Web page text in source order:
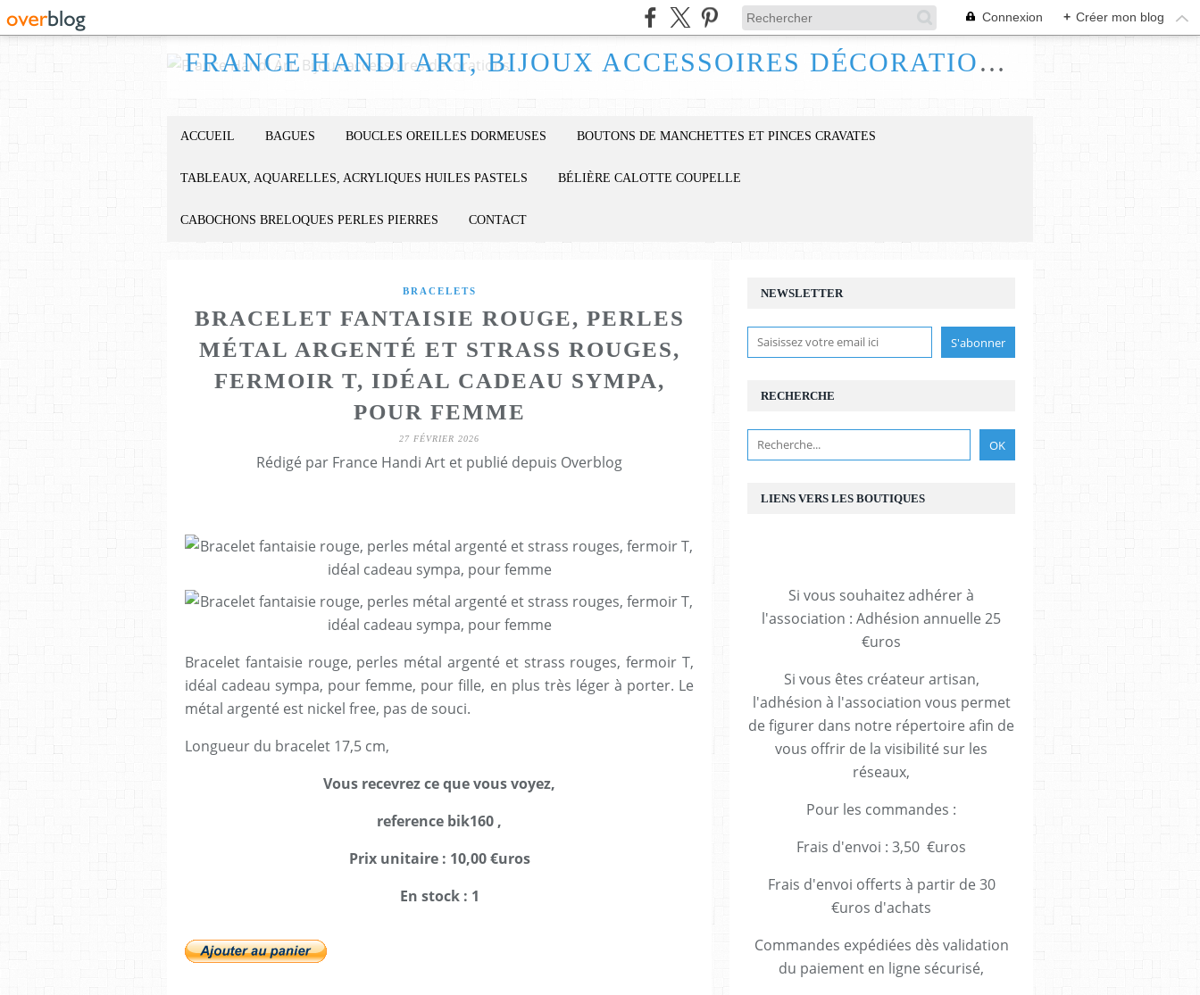
Connexion + Créer mon blog
FRANCE HANDI ART, BIJOUX ACCESSOIRES DÉCORATIONS
ACCUEIL BAGUES BOUCLES OREILLES DORMEUSES BOUTONS DE MANCHETTES ET PINCES CRAVATES
TABLEAUX, AQUARELLES, ACRYLIQUES HUILES PASTELS BÉLIÈRE CALOTTE COUPELLE
CABOCHONS BRELOQUES PERLES PIERRES CONTACT
BRACELETS
BRACELET FANTAISIE ROUGE, PERLES
MÉTAL ARGENTÉ ET STRASS ROUGES,
FERMOIR T, IDÉAL CADEAU SYMPA,
POUR FEMME
27 FÉVRIER 2026
Rédigé par France Handi Art et publié depuis Overblog
Bracelet fantaisie rouge, perles métal argenté et strass rouges, fermoir T,
idéal cadeau sympa, pour femme, pour fille, en plus très léger à porter. Le
métal argenté est nickel free, pas de souci.
Longueur du bracelet 17,5 cm,
Vous recevrez ce que vous voyez,
reference bik160 ,
Prix unitaire : 10,00 €uros
En stock : 1
NEWSLETTER
RECHERCHE
LIENS VERS LES BOUTIQUES
Si vous souhaitez adhérer à
l'association : Adhésion annuelle 25
€uros
Si vous êtes créateur artisan,
l'adhésion à l'association vous permet
de figurer dans notre répertoire afin de
vous offrir de la visibilité sur les
réseaux,
Pour les commandes :
Frais d'envoi : 3,50 €uros
Frais d'envoi offerts à partir de 30
€uros d'achats
Commandes expédiées dès validation
du paiement en ligne sécurisé,